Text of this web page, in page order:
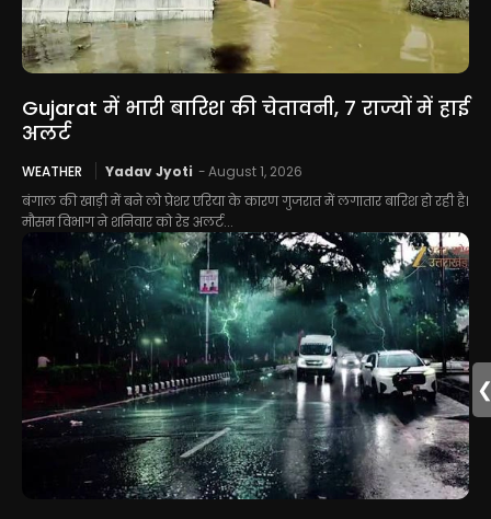
Gujarat में भारी बारिश की चेतावनी, 7 राज्यों में हाई
अलर्ट
WEATHER Yadav Jyoti -August 1, 2026
बंगाल की खाड़ी में बने लो प्रेशर एरिया के कारण गुजरात में लगातार बारिश हो रही है।
मौसम विभाग ने शनिवार को रेड अलर्ट...